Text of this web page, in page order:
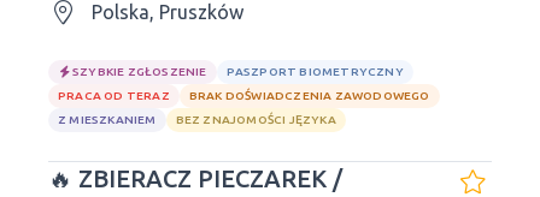
Polska, Pruszków
SZYBKIE ZGŁOSZENIE
PASZPORT BIOMETRYCZNY
PRACA OD TERAZ
BRAK DOŚWIADCZENIA ZAWODOWEGO
Z MIESZKANIEM
BEZ ZNAJOMOŚCI JĘZYKA
🔥 ZBIERACZ PIECZAREK /